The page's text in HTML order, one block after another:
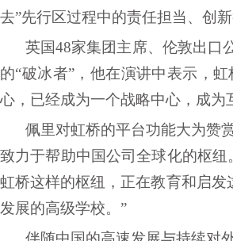
去”先行区过程中的责任担当、创新
英国48家集团主席、伦敦出口
的“破冰者”，他在演讲中表示，
心，已经成为一个战略中心，成
佩里对虹桥的平台功能大为赞
致力于帮助中国公司全球化的枢
虹桥这样的枢纽，正在教育和启
发展的高级学校。”